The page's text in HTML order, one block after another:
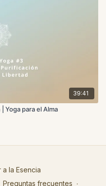
39:41
Yoga para el Alma
la Esencia
Preguntas frecuentes ∙